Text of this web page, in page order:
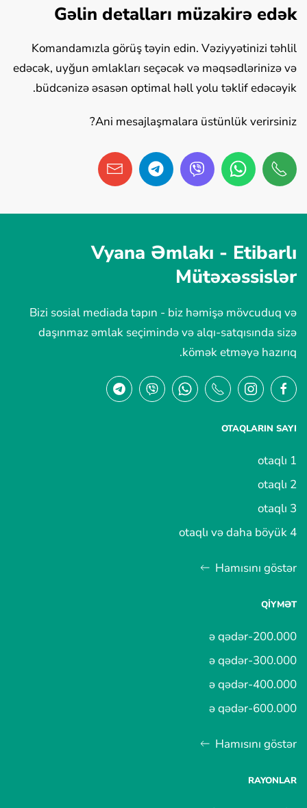
Gəlin detalları müzakirə edək
Komandamızla görüş təyin edin. Vəziyyətinizi təhlil
edəcək, uyğun əmlakları seçəcək və məqsədlərinizə və
büdcənizə əsasən optimal həll yolu təklif edəcəyik.
Ani mesajlaşmalara üstünlük verirsiniz?
Vyana Əmlakı - Etibarlı
Mütəxəssislər
Bizi sosial mediada tapın - biz həmişə mövcuduq və
daşınmaz əmlak seçimində və alqı-satqısında sizə
kömək etməyə hazırıq.
OTAQLARIN SAYI
1 otaqlı
2 otaqlı
3 otaqlı
4 otaqlı və daha böyük
Hamısını göstər
QIYMƏT
200.000-ə qədər
300.000-ə qədər
400.000-ə qədər
600.000-ə qədər
Hamısını göstər
RAYONLAR